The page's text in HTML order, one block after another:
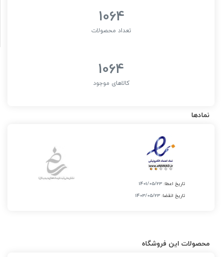
1064
تعداد محصولات
1064
کالاهای موجود
نمادها
تاریخ اعطا:1401/05/23
تاریخ انقضا:1403/05/23
محصولات این فروشگاه